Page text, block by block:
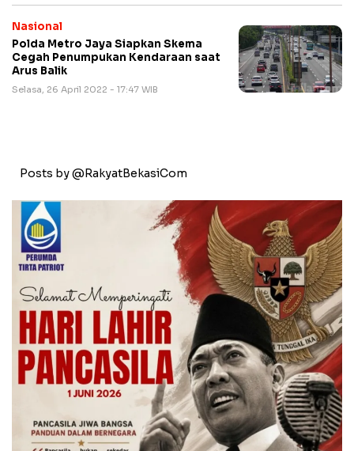
Nasional
Polda Metro Jaya Siapkan Skema
Cegah Penumpukan Kendaraan saat
Arus Balik
Selasa, 26 April 2022 - 17:47 WIB
Posts by @RakyatBekasiCom